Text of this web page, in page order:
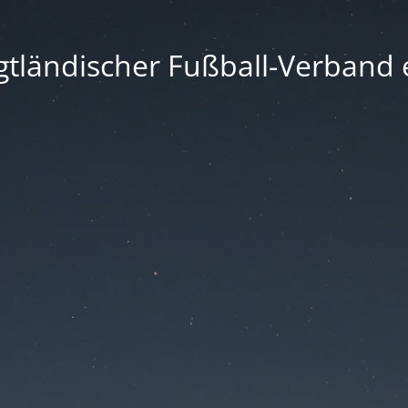
Fußball-Verband